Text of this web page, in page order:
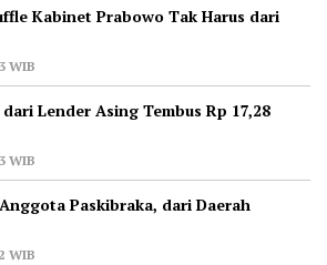
Kabinet Prabowo Tak Harus dari
WIB
Lender Asing Tembus Rp 17,28
WIB
Paskibraka, dari Daerah
WIB